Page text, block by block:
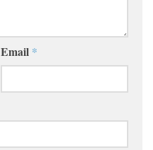
Email *